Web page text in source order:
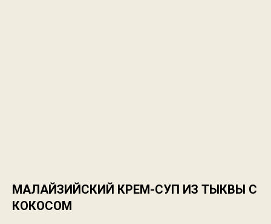
МАЛАЙЗИЙСКИЙ КРЕМ-СУП ИЗ ТЫКВЫ С
КОКОСОМ